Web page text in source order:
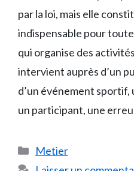
par la loi, mais elle
indispensable pour
qui organise des
intervient auprès d’un
d’un événement sportif,
un participant, une
Catégories
Metier